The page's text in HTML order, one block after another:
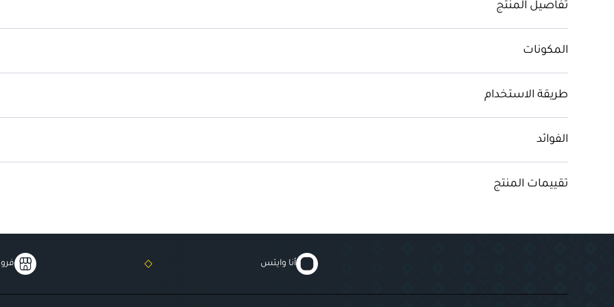
تفاصيل المنتج
المكونات
طريقة الاستخدام
الفوائد
تقييمات المنتج
أنا وايتس